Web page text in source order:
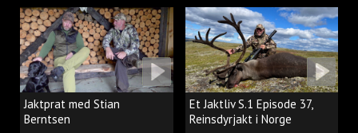
Jaktprat med Stian
Berntsen
Et Jaktliv S.1 Episode 37,
Reinsdyrjakt i Norge